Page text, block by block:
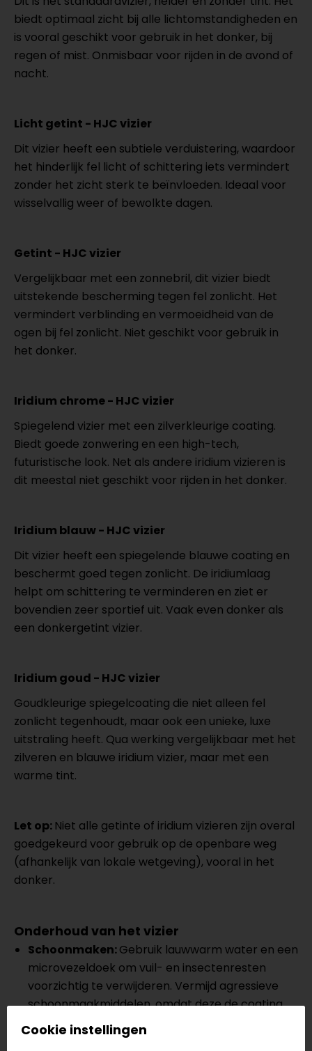
biedt optimaal zicht bij alle lichtomstandigheden en
is vooral geschikt voor gebruik in het donker, bij
regen of mist. Onmisbaar voor rijden in de avond of
nacht.
Licht getint - HJC vizier
Dit vizier heeft een subtiele verduistering, waardoor
het hinderlijk fel licht of schittering iets vermindert
zonder het zicht sterk te beïnvloeden. Ideaal voor
wisselvallig weer of bewolkte dagen.
Getint - HJC vizier
Vergelijkbaar met een zonnebril, dit vizier biedt
uitstekende bescherming tegen fel zonlicht. Het
vermindert verblinding en vermoeidheid van de
ogen bij fel zonlicht. Niet geschikt voor gebruik in
het donker.
Iridium chrome - HJC vizier
Spiegelend vizier met een zilverkleurige coating.
Biedt goede zonwering en een high-tech,
futuristische look. Net als andere iridium vizieren is
dit meestal niet geschikt voor rijden in het donker.
Iridium blauw - HJC vizier
Dit vizier heeft een spiegelende blauwe coating en
beschermt goed tegen zonlicht. De iridiumlaag
helpt om schittering te verminderen en ziet er
bovendien zeer sportief uit. Vaak even donker als
een donkergetint vizier.
Iridium goud - HJC vizier
Goudkleurige spiegelcoating die niet alleen fel
zonlicht tegenhoudt, maar ook een unieke, luxe
uitstraling heeft. Qua werking vergelijkbaar met het
zilveren en blauwe iridium vizier, maar met een
warme tint.
Let op: Niet alle getinte of iridium vizieren zijn overal
goedgekeurd voor gebruik op de openbare weg
(afhankelijk van lokale wetgeving), vooral in het
donker.
Onderhoud van het vizier
Schoonmaken:Gebruik lauwwarm water en een
microvezeldoek om vuil- en insectenresten
voorzichtig te verwijderen. Vermijd agressieve
schoonmaakmiddelen, omdat deze de coating
kunnen aantasten. Ook kun je gebruikmaken van
Helmet Sanitizer
Cookie instellingen